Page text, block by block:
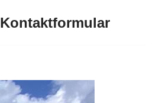
Kontaktformular